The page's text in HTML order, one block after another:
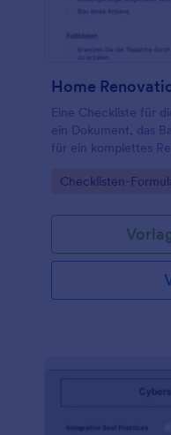
Home
Eine Checkliste für
ein Dokument, das
für ein komplettes
Go to Category:
Checklisten-